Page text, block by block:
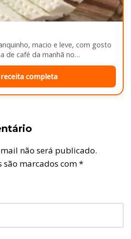
macio e leve, com gosto
de café da manhã no…
completa
não será publicado.
marcados com*